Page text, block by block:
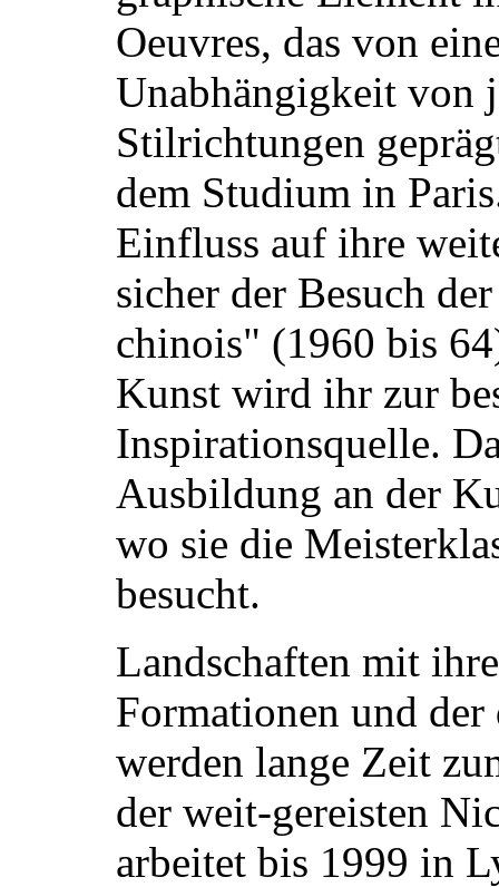
Oeuvres, das von
Unabhängigkeit von
Stilrichtungen
dem Studium in
Einfluss auf ihre
sicher der Besuch
chinois" (1960 bis
Kunst wird ihr zur
Inspirationsquelle.
Ausbildung an der
wo sie die
besucht.
Landschaften mit
Formationen und
werden lange Zeit
der weit-gereisten
arbeitet bis 1999 in